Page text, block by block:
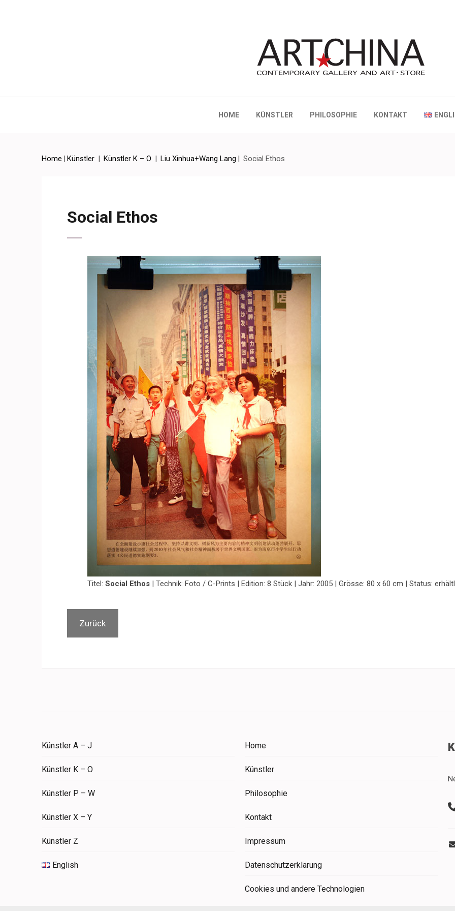
HOME KÜNSTLER PHILOSOPHIE KONTAKT
Home | Künstler | Künstler K – O | Liu Xinhua+Wang Lang | Social Ethos
Social Ethos
Titel: Social Ethos | Technik: Foto / C-Prints | Edition: 8 Stück | Jahr: 2005 | Grösse: 80 x 60 cm | Status:
Zurück
Künstler A – J
Künstler K – O
Künstler P – W
Künstler X – Y
Künstler Z
English
Home
Künstler
Philosophie
Kontakt
Impressum
Datenschutzerklärung
Cookies und andere Technologien